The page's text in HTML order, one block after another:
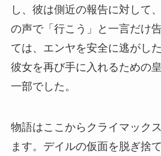
し、彼は側近の報告に対して
の声で「行こう」と一言だけ
ては、エンヤを安全に逃がし
彼女を再び手に入れるための
一部でした。
物語はここからクライマック
ます。デイルの仮面を脱ぎ捨